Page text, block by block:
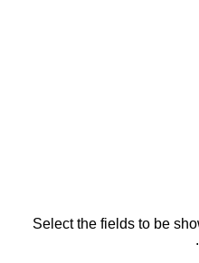
Select the fields to